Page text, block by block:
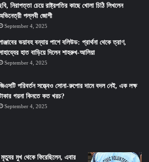
নিরাপত্তা চেয়ে রাষ্ট্রপতির কাছে খোলা চিঠি লিখলেন
পল্লবী জোশী
September 4, 2025
ভয়াবহ বন্যায় পাশে বলিউড: প্রার্থনা থেকে ত্রাণ,
হাত বাড়িয়ে দিলেন শাহরুখ-আলিয়া
September 4, 2025
পরিবর্তন সত্ত্বেও সোনা-রুপোর দামে বদল নেই, এক লক্ষ
গয়না কিনতে কত খরচ?
September 4, 2025
মুখ থেকে ফিরেছিলেন, এবার